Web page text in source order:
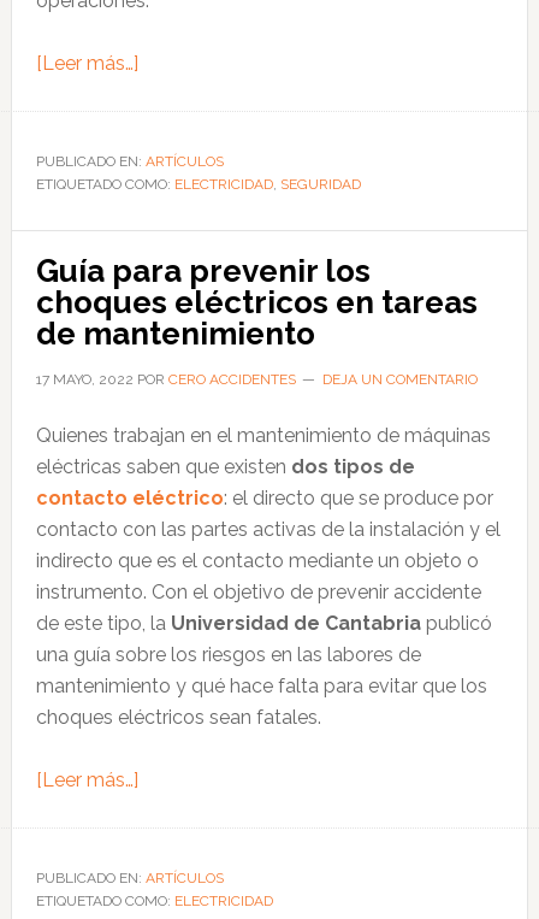
[Leer más…]acerca
gestionar
un
seguro
sin
riesgos
eléctricos
PUBLICADO EN: ARTÍCULOS
ETIQUETADO COMO: ELECTRICIDAD, SEGURIDAD
Guía para prevenir los
choques eléctricos en tareas
de mantenimiento
17 MAYO, 2022 POR CERO ACCIDENTES DEJA UN COMENTARIO
Quienes trabajan en el mantenimiento de máquinas
eléctricas saben que existen dos tipos de
contacto eléctrico: el directo que se produce por
contacto con las partes activas de la instalación y el
indirecto que es el contacto mediante un objeto o
instrumento. Con el objetivo de prevenir accidente
de este tipo, la Universidad de Cantabriapublicó
una guía sobre los riesgos en las labores de
mantenimiento y qué hace falta para evitar que los
choques eléctricos sean fatales.
[Leer más…]acerca
para
prevenir
PUBLICADO EN: ARTÍCULOS
ETIQUETADO COMO: ELECTRICIDAD